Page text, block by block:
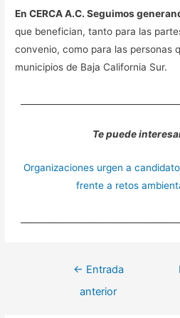
En CERCA A.C. Seguimos
que benefician, tanto para las
convenio, como para las personas
municipios de Baja California Sur.
Te puede
Organizaciones urgen a
frente a retos
Navegación
← Entrada
anterior